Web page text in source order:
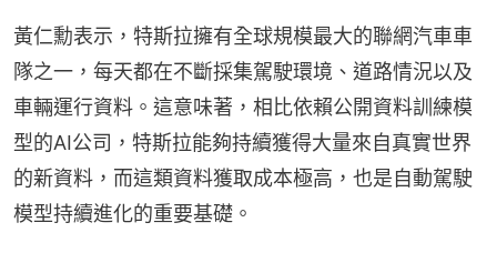
黃仁勳表示，特斯拉擁有全球規模最大的聯網汽車車
隊之一，每天都在不斷採集駕駛環境、道路情況以及
車輛運行資料。這意味著，相比依賴公開資料訓練模
型的AI公司，特斯拉能夠持續獲得大量來自真實世界
的新資料，而這類資料獲取成本極高，也是自動駕駛
模型持續進化的重要基礎。